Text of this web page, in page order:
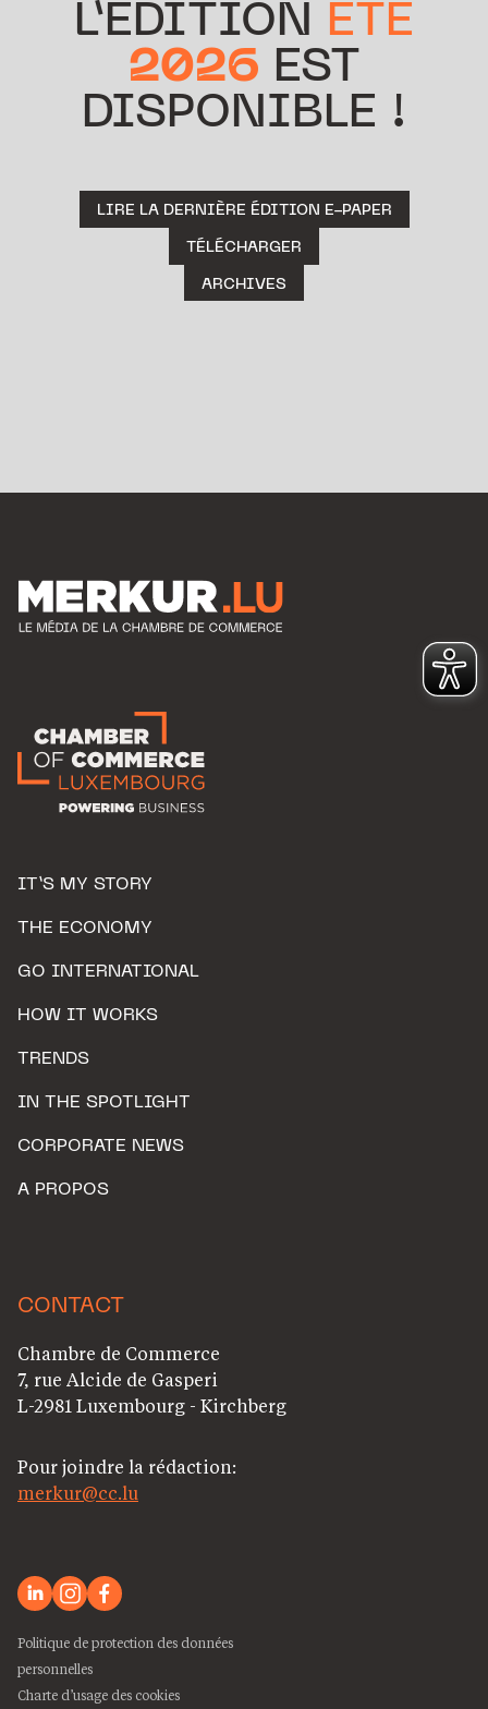
L’ÉDITION ÉTÉ
2026 EST
DISPONIBLE !
LIRE LA DERNIÈRE ÉDITION E-PAPER
TÉLÉCHARGER
ARCHIVES
IT’S MY STORY
THE ECONOMY
GO INTERNATIONAL
HOW IT WORKS
TRENDS
IN THE SPOTLIGHT
CORPORATE NEWS
A PROPOS
CONTACT
Chambre de Commerce
7, rue Alcide de Gasperi
L-2981 Luxembourg - Kirchberg
Pour joindre la rédaction:
merkur@cc.lu
Politique de protection des données
personnelles
Charte d’usage des cookies